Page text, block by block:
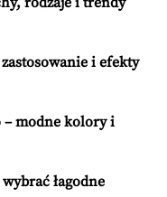
i efekty
– modne kolory i
łagodne